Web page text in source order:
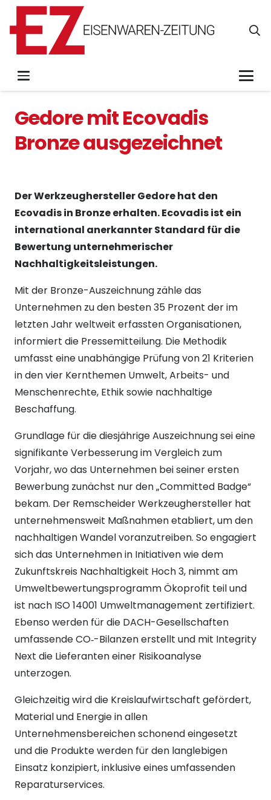
Gedore mit Ecovadis
Bronze ausgezeichnet
Der Werkzeughersteller Gedore hat den
Ecovadis in Bronze erhalten. Ecovadis ist ein
international anerkannter Standard für die
Bewertung unternehmerischer
Nachhaltigkeitsleistungen.
Mit der Bronze-Auszeichnung zähle das
Unternehmen zu den besten 35 Prozent der im
letzten Jahr weltweit erfassten Organisationen,
informiert die Pressemitteilung. Die Methodik
umfasst eine unabhängige Prüfung von 21 Kriterien
in den vier Kernthemen Umwelt, Arbeits- und
Menschenrechte, Ethik sowie nachhaltige
Beschaffung.
Grundlage für die diesjährige Auszeichnung sei eine
signifikante Verbesserung im Vergleich zum
Vorjahr, wo das Unternehmen bei seiner ersten
Bewerbung zunächst nur den „Committed Badge“
bekam. Der Remscheider Werkzeughersteller hat
unternehmensweit Maßnahmen etabliert, um den
nachhaltigen Wandel voranzutreiben. So engagiert
sich das Unternehmen in Initiativen wie dem
Zukunftskreis Nachhaltigkeit Hoch 3, nimmt am
Umweltbewertungsprogramm Ökoprofit teil und
ist nach ISO 14001 Umweltmanagement zertifiziert.
Ebenso werden für die DACH-Gesellschaften
umfassende CO‑-Bilanzen erstellt und mit Integrity
Next die Lieferanten einer Risikoanalyse
unterzogen.
Gleichzeitig wird die Kreislaufwirtschaft gefördert,
Material und Energie in allen
Unternehmensbereichen schonend eingesetzt
und die Produkte werden für den langlebigen
Einsatz konzipiert, inklusive eines umfassenden
Reparaturservices.